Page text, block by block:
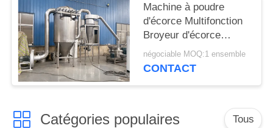
Machine à poudre
d'écorce Multifonction
Broyeur d'écorce
d'Albizia
négociable MOQ:1 ensemble
CONTACT
Catégories populaires Tous